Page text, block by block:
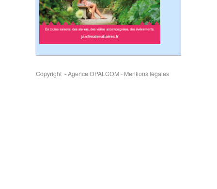
Copyright - Agence OPALCOM- Mentions légales